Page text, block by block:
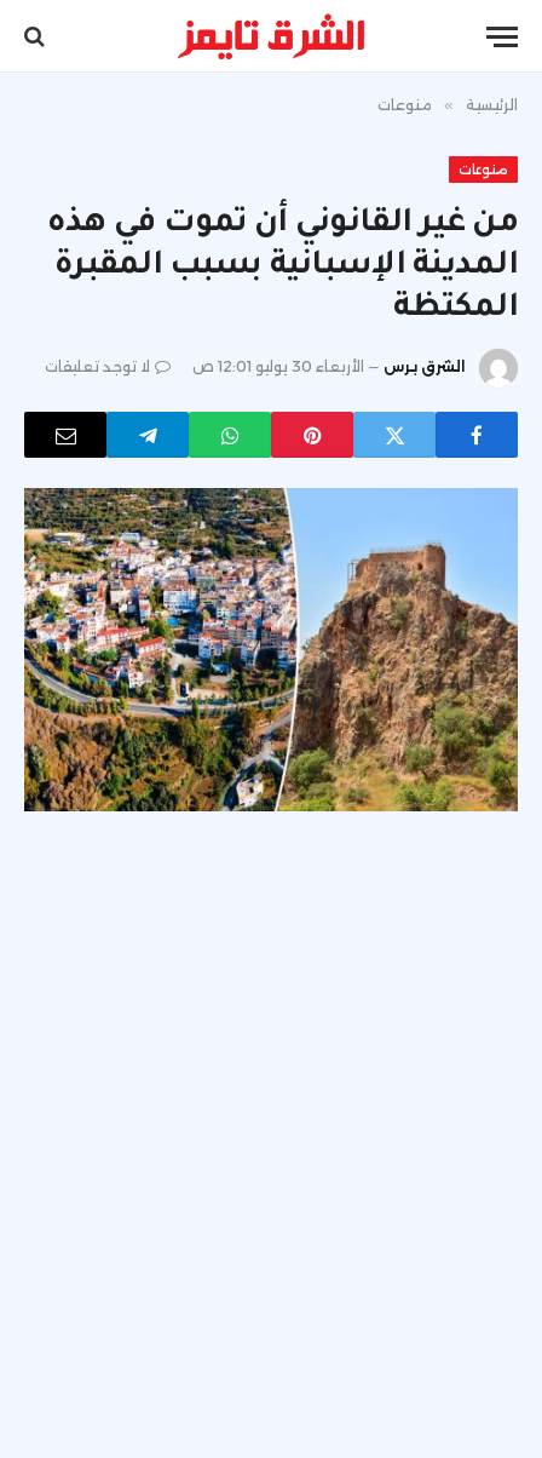
الرئيسية » منوعات
منوعات
من غير القانوني أن تموت في هذه
المدينة الإسبانية بسبب المقبرة
المكتظة
الشرق برس الأربعاء 30 يوليو 12:01 ص لا توجد تعليقات